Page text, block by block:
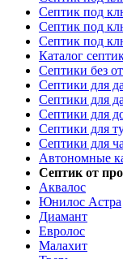
Септик под
Септик под
Септик под
Каталог
Септики без
Септики для
Септики для
Септики для
Септики для
Септики для
Автономные
Септик от
Аквалос
Юнилос Астра
Диамант
Евролос
Малахит